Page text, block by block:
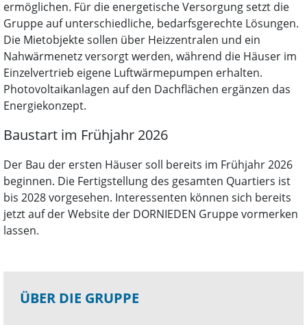
ermöglichen. Für die energetische Versorgung setzt die
Gruppe auf unterschiedliche, bedarfsgerechte Lösungen.
Die Mietobjekte sollen über Heizzentralen und ein
Nahwärmenetz versorgt werden, während die Häuser im
Einzelvertrieb eigene Luftwärmepumpen erhalten.
Photovoltaikanlagen auf den Dachflächen ergänzen das
Energiekonzept.
Baustart im Frühjahr 2026
Der Bau der ersten Häuser soll bereits im Frühjahr 2026
beginnen. Die Fertigstellung des gesamten Quartiers ist
bis 2028 vorgesehen. Interessenten können sich bereits
jetzt auf der Website der DORNIEDEN Gruppe vormerken
lassen.
ÜBER DIE GRUPPE